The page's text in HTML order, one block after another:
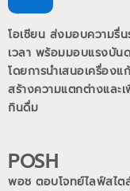
โอเชียน ส่งมอบความรื่
เวลา พร้อมมอบแรงบัน
โดยการนำเสนอเครื่อ
สร้างความแตกต่างและ
กินดื่ม
POSH
พอช ตอบโจทย์ไลฟ์สไต